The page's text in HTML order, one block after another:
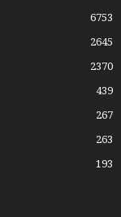
6753
2645
2370
439
267
263
193